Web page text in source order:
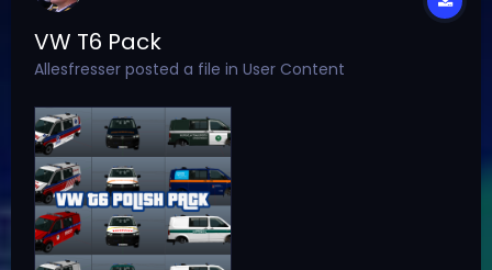
VW T6 Pack
Allesfresser posted a file in User Content